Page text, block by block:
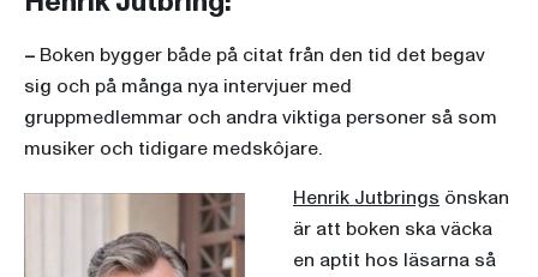
– Boken bygger både på citat från den tid det begav
sig och på många nya intervjuer med
gruppmedlemmar och andra viktiga personer så som
musiker och tidigare medskôjare.
Henrik Jutbrings önskan
är att boken ska väcka
en aptit hos läsarna så